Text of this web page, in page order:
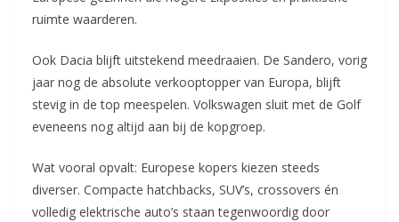
ruimte waarderen.
Ook Dacia blijft uitstekend meedraaien. De Sandero, vorig
jaar nog de absolute verkooptopper van Europa, blijft
stevig in de top meespelen. Volkswagen sluit met de Golf
eveneens nog altijd aan bij de kopgroep.
Wat vooral opvalt: Europese kopers kiezen steeds
diverser. Compacte hatchbacks, SUV’s, crossovers én
volledig elektrische auto’s staan tegenwoordig door